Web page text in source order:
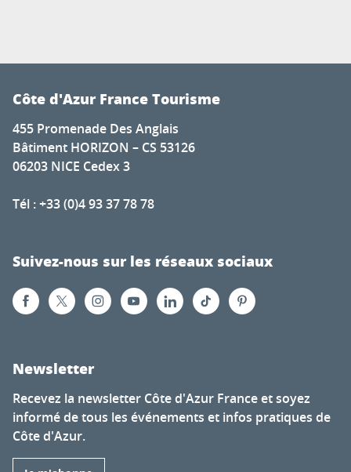
Côte d'Azur France Tourisme
455 Promenade Des Anglais
Bâtiment HORIZON – CS 53126
06203 NICE Cedex 3
Tél : +33 (0)4 93 37 78 78
Suivez-nous sur les réseaux sociaux
Newsletter
Recevez la newsletter Côte d'Azur France et soyez
informé de tous les événements et infos pratiques de
Côte d'Azur.